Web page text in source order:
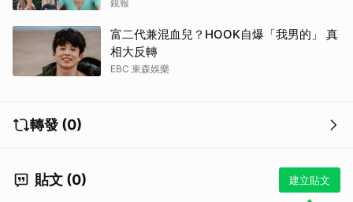
鏡報
富二代兼混血兒？HOOK自爆「我男的」 真
相大反轉
EBC 東森娛樂
轉發 (0)
貼文 (0) 建立貼文